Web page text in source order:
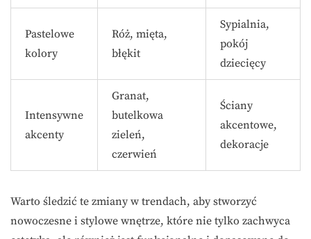
Pastelowe
kolory
Róż, mięta,
błękit
Sypialnia,
pokój
dziecięcy
Intensywne
akcenty
Granat,
butelkowa
zieleń,
czerwień
Ściany
akcentowe,
dekoracje
Warto śledzić te zmiany w trendach, aby stworzyć
nowoczesne i stylowe wnętrze, które nie tylko zachwyca